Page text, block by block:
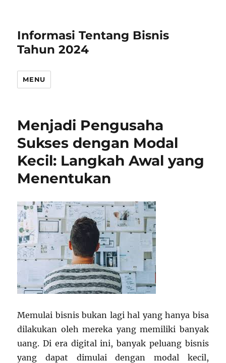
Informasi Tentang Bisnis
Tahun 2024
MENU
Menjadi Pengusaha
Sukses dengan Modal
Kecil: Langkah Awal yang
Menentukan
Memulai bisnis bukan lagi hal yang hanya bisa
dilakukan oleh mereka yang memiliki banyak
uang. Di era digital ini, banyak peluang bisnis
yang dapat dimulai dengan modal kecil,